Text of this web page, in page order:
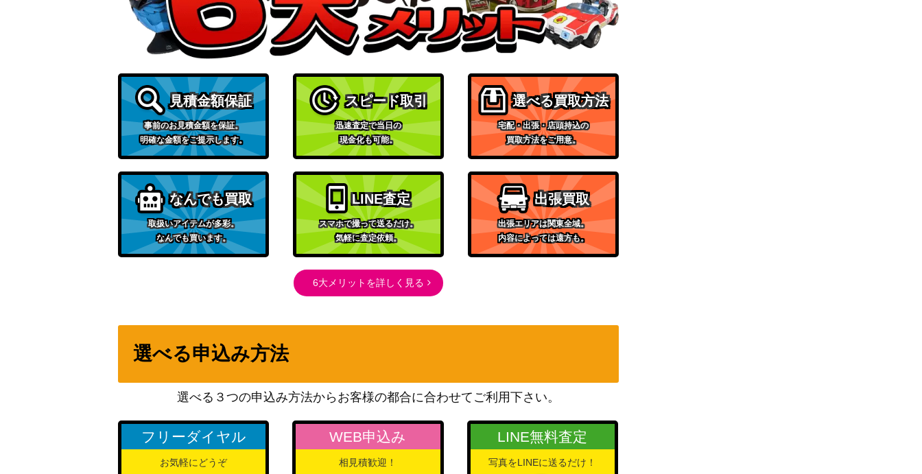
ノワール（UR）【UAPR/SYN-1-003】
バンダイ
（SYNDUALITY Noir）
4,000
怪獣８号（SR★★★/パラレル）【UA28BT/KJ8-1-055】
バンダイ
C.C.（UR/WINNERver.）【UAPR/CGH-2-066】
バンダイ
（コードギアス 反逆のルル
ーシュ Vol.2）
10,000
日向 翔陽（SR★★★/パラレル）【UA19BT/HIQ-1-088】
バンダイ
（ハイキュー!!）
15,000
シャイ（UR/WINNERver.）【UAPR/SHY-1-052】
バンダイ
（SHY）
4,000
楡井 秋彦（SR★★/パラレル）【UA38BT/WBK-1-071】
バンダイ
（WIND BREAKER）
14,800
バンダイ
（呪術廻戦 Vol.2）
バンダイ
ニーカラーズ）
フロストノヴァ（SR★★★/パラレル）【UA30BT/ARK-1-02
7】
バンダイ
（アークナイツ）
メリア/アリア（SR★★/パラレル）【UA33BT/NGR-1-027】
バンダイ
6,000
見積金額保証
事前のお見積金額を保証。
明確な金額をご提示します。
スピード取引
迅速査定で当日の
現金化も可能。
選べる買取方法
宅配・出張・店頭持込の
買取方法をご用意。
なんでも買取
取扱いアイテムが多彩。
なんでも買います。
LINE査定
スマホで撮って送るだけ。
気軽に査定依頼。
出張買取
出張エリアは関東全域。
内容によっては遠方も。
6大メリットを詳しく見る
選べる申込み方法
選べる３つの申込み方法からお客様の都合に合わせてご利用下さい。
フリーダイヤル
お気軽にどうぞ
WEB申込み
相見積歓迎！
LINE無料査定
写真をLINEに送るだけ！